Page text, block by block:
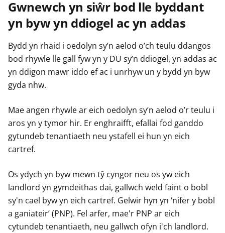
Gwnewch yn siŵr bod lle byddant
yn byw yn ddiogel ac yn addas
Bydd yn rhaid i oedolyn sy’n aelod o’ch teulu ddangos
bod rhywle lle gall fyw yn y DU sy’n ddiogel, yn addas ac
yn ddigon mawr iddo ef ac i unrhyw un y bydd yn byw
gyda nhw.
Mae angen rhywle ar eich oedolyn sy’n aelod o’r teulu i
aros yn y tymor hir. Er enghraifft, efallai fod ganddo
gytundeb tenantiaeth neu ystafell ei hun yn eich
cartref.
Os ydych yn byw mewn tŷ cyngor neu os yw eich
landlord yn gymdeithas dai, gallwch weld faint o bobl
sy'n cael byw yn eich cartref. Gelwir hyn yn ‘nifer y bobl
a ganiateir’ (PNP). Fel arfer, mae'r PNP ar eich
cytundeb tenantiaeth, neu gallwch ofyn i'ch landlord.